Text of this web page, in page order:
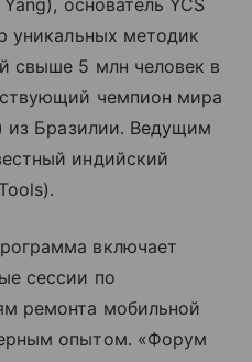
основатель YCS
уникальных методик
свыше 5 млн человек в
чемпион мира
из Бразилии. Ведущим
индийский
включает
сессии по
ремонта мобильной
опытом. «Форум